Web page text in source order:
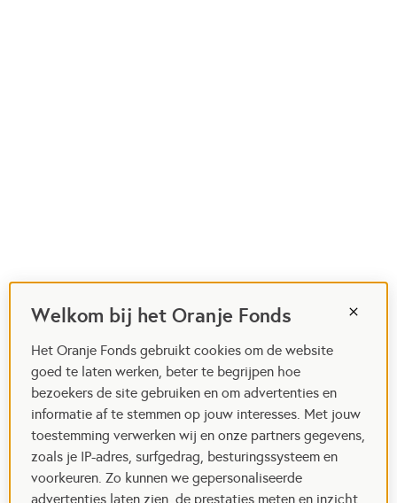
Welkom bij het Oranje Fonds
Het Oranje Fonds gebruikt cookies om de website
goed te laten werken, beter te begrijpen hoe
bezoekers de site gebruiken en om advertenties en
informatie af te stemmen op jouw interesses. Met jouw
toestemming verwerken wij en onze partners gegevens,
zoals je IP-adres, surfgedrag, besturingssysteem en
voorkeuren. Zo kunnen we gepersonaliseerde
advertenties laten zien, de prestaties meten en inzicht